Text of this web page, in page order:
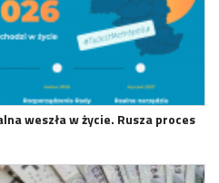
weszła w życie. Rusza proces